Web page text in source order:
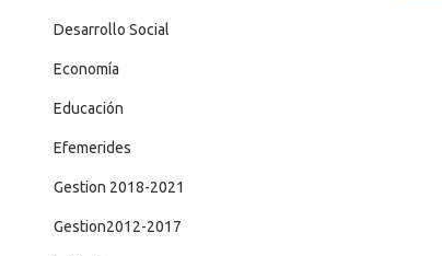
Desarrollo Social
Economía
Educación
Efemerides
Gestion 2018-2021
Gestion2012-2017